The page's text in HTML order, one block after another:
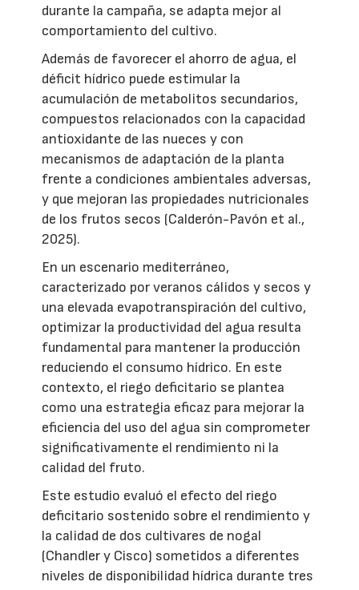
durante la campaña, se adapta mejor al
comportamiento del cultivo.
Además de favorecer el ahorro de agua, el
déficit hídrico puede estimular la
acumulación de metabolitos secundarios,
compuestos relacionados con la capacidad
antioxidante de las nueces y con
mecanismos de adaptación de la planta
frente a condiciones ambientales adversas,
y que mejoran las propiedades nutricionales
de los frutos secos (Calderón-Pavón et al.,
2025).
En un escenario mediterráneo,
caracterizado por veranos cálidos y secos y
una elevada evapotranspiración del cultivo,
optimizar la productividad del agua resulta
fundamental para mantener la producción
reduciendo el consumo hídrico. En este
contexto, el riego deficitario se plantea
como una estrategia eficaz para mejorar la
eficiencia del uso del agua sin comprometer
significativamente el rendimiento ni la
calidad del fruto.
Este estudio evaluó el efecto del riego
deficitario sostenido sobre el rendimiento y
la calidad de dos cultivares de nogal
(Chandler y Cisco) sometidos a diferentes
niveles de disponibilidad hídrica durante tres